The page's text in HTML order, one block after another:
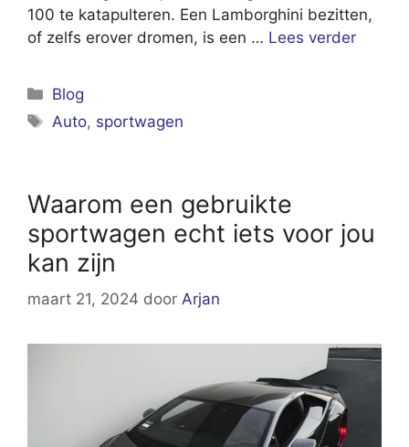
100 te katapulteren. Een Lamborghini bezitten,
of zelfs erover dromen, is een … Lees verder
Categorieën
Blog
Tags
Auto, sportwagen
Waarom een gebruikte
sportwagen echt iets voor jou
kan zijn
maart 21, 2024 door Arjan